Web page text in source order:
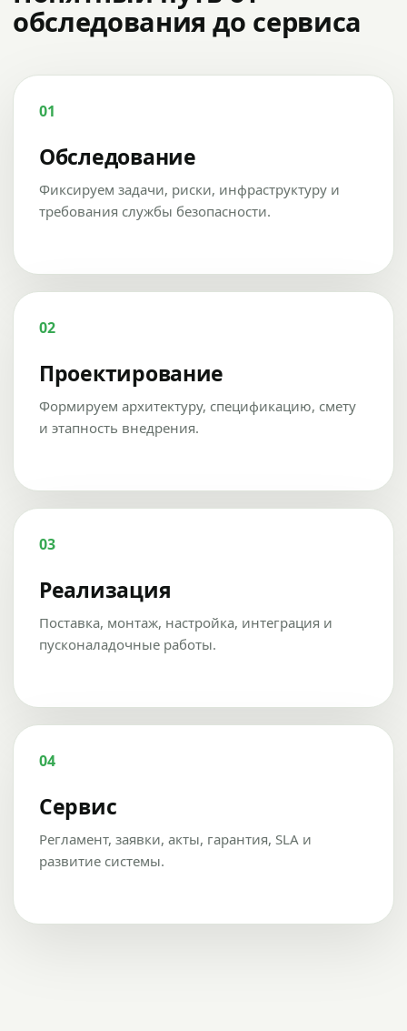
обследования до сервиса
01
Обследование
Фиксируем задачи, риски, инфраструктуру и
требования службы безопасности.
02
Проектирование
Формируем архитектуру, спецификацию, смету
и этапность внедрения.
03
Реализация
Поставка, монтаж, настройка, интеграция и
пусконаладочные работы.
04
Сервис
Регламент, заявки, акты, гарантия, SLA и
развитие системы.